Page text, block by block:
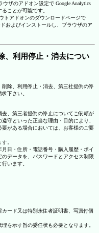
ザのアドオン設定で Google Analytics
ことが可能です。
トアドオンのダウンロードページで
およびインストールし、ブラウザのア
、利用停止・消去につい
除、利用停止・消去、第三社提供の停
下さい。
、第三者提供の停止についてご依頼が
守といった正当な理由・目的により、
がある場合においては、お客様のご要
。
日・住所・電話番号・購入履歴・ポイ
データを、パスワードとアクセス制限
います。
ード又は特別永住者証明書、写真付個
を示す旨の委任状も必要となります。